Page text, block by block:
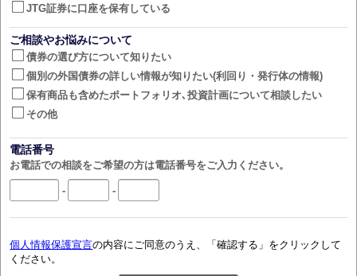
JTG証券に口座を保有している
ご相談やお悩みについて
債券の選び方について知りたい
個別の外国債券の詳しい情報が知りたい(利回り・発行体の情報)
保有商品も含めたポートフォリオ､投資計画について相談したい
その他
電話番号
お電話での相談をご希望の方は電話番号をご入力ください。
- -
個人情報保護宣言の内容にご同意のうえ、「確認する」をクリックして
ください。